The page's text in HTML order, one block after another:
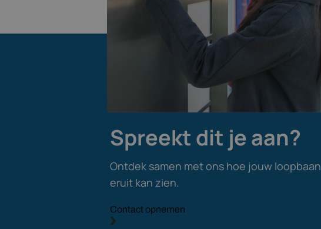
Spreekt dit je aan?
Ontdek samen met ons hoe jouw loopbaan
eruit kan zien.
Contact opnemen